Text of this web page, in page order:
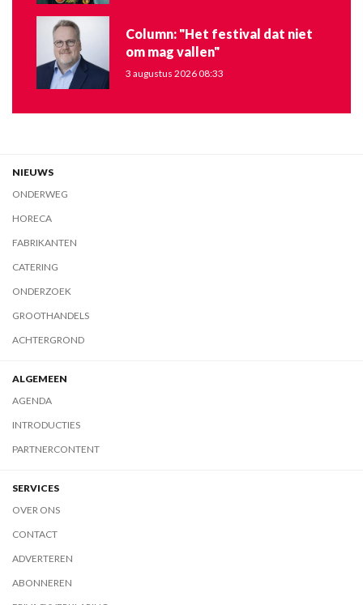
Column: "Het festival dat niet
om mag vallen"
3 augustus 2026 08:33
NIEUWS
ONDERWEG
HORECA
FABRIKANTEN
CATERING
ONDERZOEK
GROOTHANDELS
ACHTERGROND
ALGEMEEN
AGENDA
INTRODUCTIES
PARTNERCONTENT
SERVICES
OVER ONS
CONTACT
ADVERTEREN
ABONNEREN